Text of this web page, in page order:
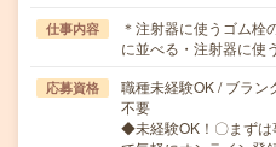
仕事内容
＊注射器に使うゴム栓
に並べる・注射器に
応募資格
職種未経験OK / ブラン
不要
◆未経験OK！〇まずは